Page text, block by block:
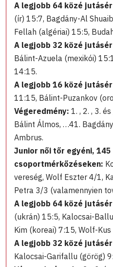
A legjobb 64 közé
(ír) 15:7, Bagdány-Al
Fellah (algériai) 15:5,
A legjobb 32 közé
Bálint-Azuela (mexikói)
14:15.
A legjobb 16 közé
11:15, Bálint-Puzankov
Végeredmény: 1. , 2. , 3.
Bálint Álmos, …41.
Ambrus.
Junior női tőr egyéni, 145
csoportmérkőzéseken:
vereség, Wolf Eszter 4/1,
Petra 3/3 (valamennyien
A legjobb 64 közé
(ukrán) 15:5, Kalocsai-
Kim (koreai) 7:15, Wolf-
A legjobb 32 közé
Kalocsai-Garifallu (görög)